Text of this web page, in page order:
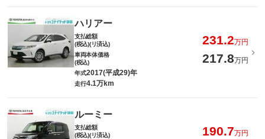
ハリアー
支払総額
(税込)(リ済込)
231.2万円
車両本体価格
(税込)
217.8万円
年式2017(平成29)年
走行4.1万km
ルーミー
支払総額
(税込)(リ済込)
190.7万円